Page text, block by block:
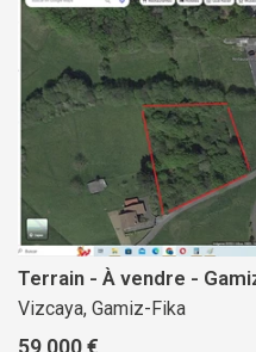
Terrain - À vendre -
Vizcaya, Gamiz-Fika